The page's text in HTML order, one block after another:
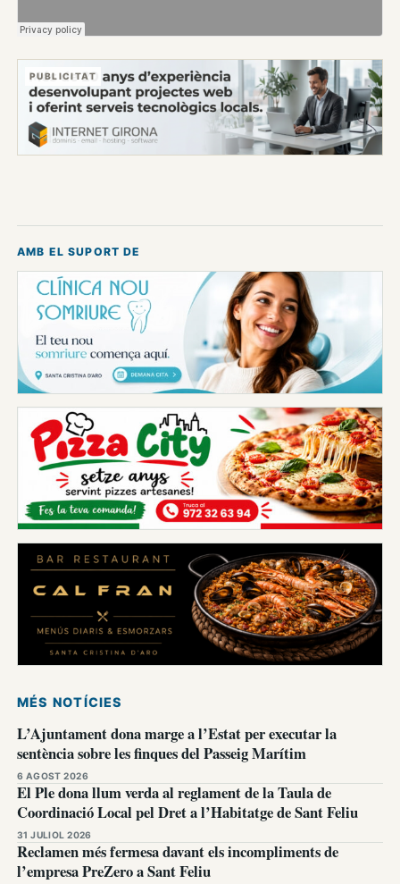
PUBLICITAT
AMB EL SUPORT DE
MÉS NOTÍCIES
L’Ajuntament dona marge a l’Estat per executar la
sentència sobre les finques del Passeig Marítim
6 AGOST 2026
El Ple dona llum verda al reglament de la Taula de
Coordinació Local pel Dret a l’Habitatge de Sant Feliu
31 JULIOL 2026
Reclamen més fermesa davant els incompliments de
l’empresa PreZero a Sant Feliu